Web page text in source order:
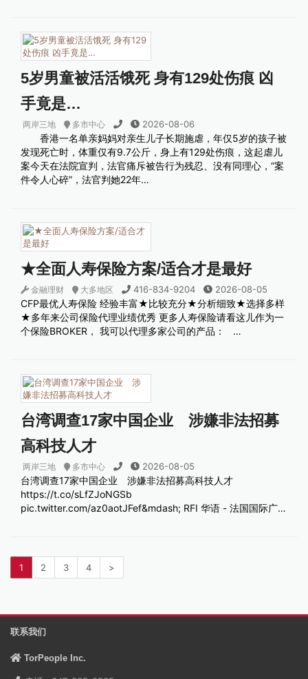
5岁男童被活活饿死 身有129处伤痕 凶
手竟是…
两岸三地 多市中心 2026-08-06
香港一名单亲妈妈对亲生儿子长期施虐，年仅5岁的孩子被
发现死亡时，体重仅有9.7公斤，身上有129处伤痕，这起虐儿
案今天在法院宣判，法官痛斥被告行为残忍、没有同理心，“案
件令人心碎”，法官判她22年…
★全面人寿保险方案/适合才是最好
金融理财 大多地区 416-834-9204 2026-08-05
CFP最优人寿保险 经验丰富★比较充分★分析细致★选择多样
★多年来公司保险代理业绩优秀 更多人寿保险请看这儿作为一
个保险BROKER， 我可以代理多家公司的产品： …
台湾调查17家中国企业 涉嫌非法招募
高科技人才
两岸三地 多市中心 2026-08-05
台湾调查17家中国企业 涉嫌非法招募高科技人才
https://t.co/sLfZJoNGSb
pic.twitter.com/az0aotJFef&mdash; RFI 华语 - 法国国际广…
1 2 3 4 >
联系我们
TorPeople Inc.